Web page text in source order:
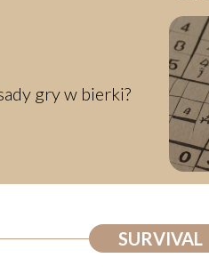
gry w bierki?
SURVIVAL